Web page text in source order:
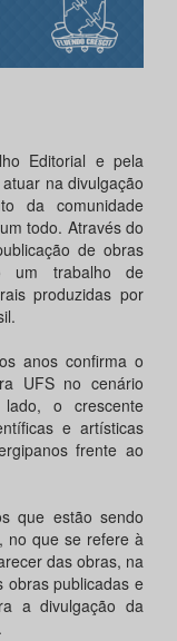
Editorial e pela
na divulgação
da comunidade
todo. Através do
de obras
um trabalho de
produzidas por
anos confirma o
UFS no cenário
o crescente
e artísticas
frente ao
que estão sendo
no que se refere à
das obras, na
obras publicadas e
a divulgação da